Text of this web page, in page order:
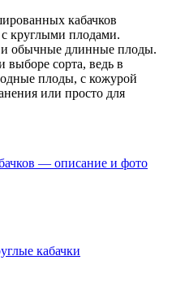
кабачков
с круглыми плодами.
и обычные длинные плоды.
сорта, ведь в
плоды, с кожурой
или просто для
— описание и фото
кабачки